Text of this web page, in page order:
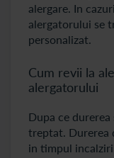
alergare. In
alergatorului se
personalizat.
Cum revii la
alergatorului
Dupa ce durerea
treptat. Durerea
in timpul